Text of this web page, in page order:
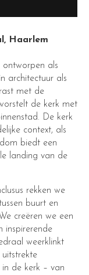
Haarlem
ontworpen als
architectuur als
met de
de kerk met
De kerk
context, als
biedt een
landing van de
rekken we
buurt en
creëren we een
inspirerende
weerklinkt
de kerk – van